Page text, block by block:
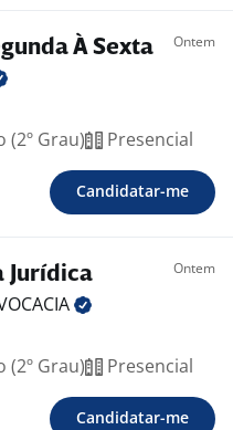
À Sexta Ontem
(2º Grau) Presencial
Candidatar-me
Jurídica Ontem
(2º Grau) Presencial
Candidatar-me